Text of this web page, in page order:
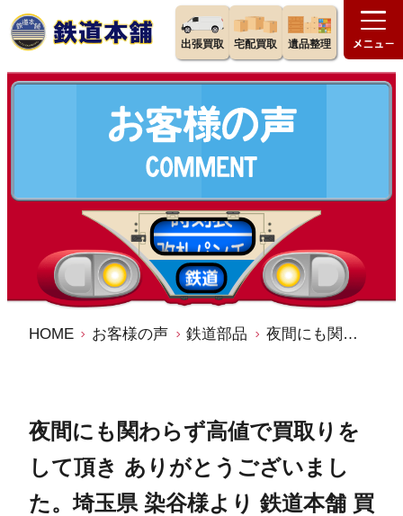
出張買取 宅配買取 遺品整理
HOME お客様の声 鉄道部品 夜間にも関わらず高値で買取りをして頂き ありがとうございました。埼玉県 染谷様より 鉄道本舗 買取 口コミ
夜間にも関わらず高値で買取りを
して頂き ありがとうございまし
た。埼玉県 染谷様より 鉄道本舗 買